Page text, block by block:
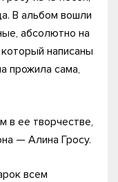
В альбом вошли
абсолютно на
написаны
прожила сама,
в ее творчестве,
— Алина Гросу.
всем